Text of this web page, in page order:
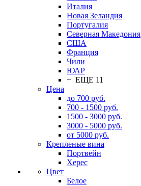
Италия
Новая Зеландия
Португалия
Северная Македония
США
Франция
Чили
ЮАР
+ ЕЩЕ 11
Цена
до 700 руб.
700 - 1500 руб.
1500 - 3000 руб.
3000 - 5000 руб.
от 5000 руб.
Крепленые вина
Портвейн
Херес
Цвет
Белое